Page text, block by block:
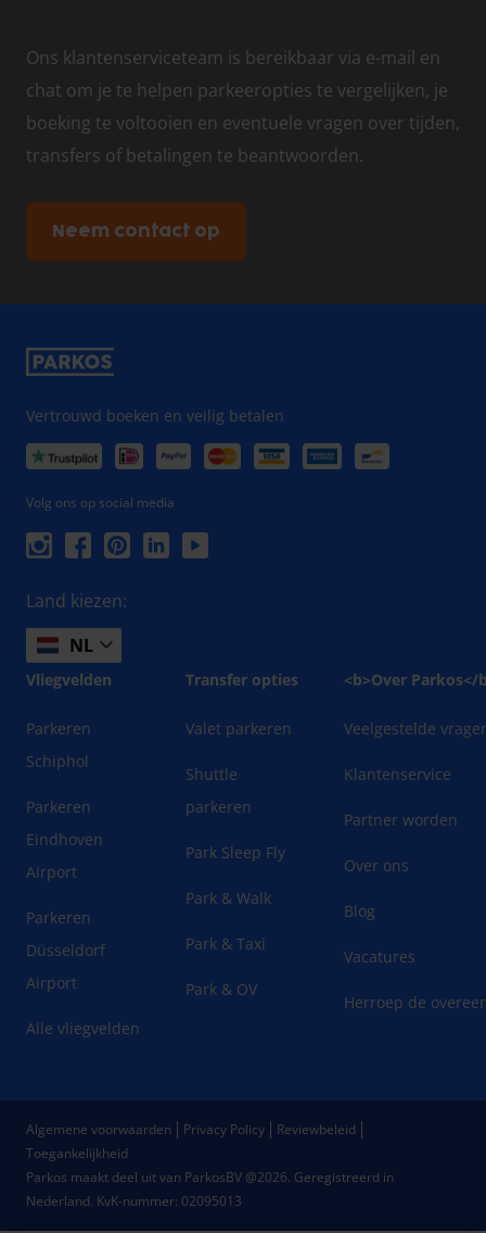
Ons klantenserviceteam is bereikbaar via e-mail en
chat om je te helpen parkeeropties te vergelijken, je
boeking te voltooien en eventuele vragen over tijden,
transfers of betalingen te beantwoorden.
Neem contact op
Vertrouwd boeken en veilig betalen
Volg ons op social media
Land kiezen:
NL
Vliegvelden
Parkeren
Schiphol
Parkeren
Eindhoven
Airport
Parkeren
Düsseldorf
Airport
Alle vliegvelden
Transfer opties
Valet parkeren
Shuttle
parkeren
Park Sleep Fly
Park & Walk
Park & Taxi
Park & OV
<b>Over Parkos</
Veelgestelde
Klantenservice
Partner worden
Over ons
Blog
Vacatures
Herroep de
Parkos maakt deel uit van ParkosBV @2026. Geregistreerd in
Nederland. KvK-nummer: 02095013
Algemene voorwaarden Privacy Policy
Reviewbeleid
Toegankelijkheid